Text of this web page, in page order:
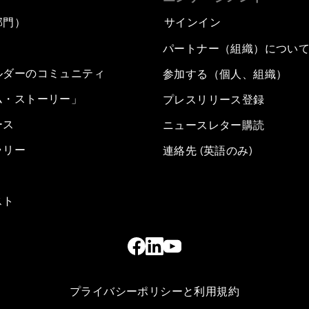
）
ーのコミュニティ
ストーリー」
リー
サインイン
パートナー（組織）につい
参加する（個人、組織）
プレスリリース登録
ニュースレター購読
連絡先 (英語のみ)
プライバシーポリシーと利用規約